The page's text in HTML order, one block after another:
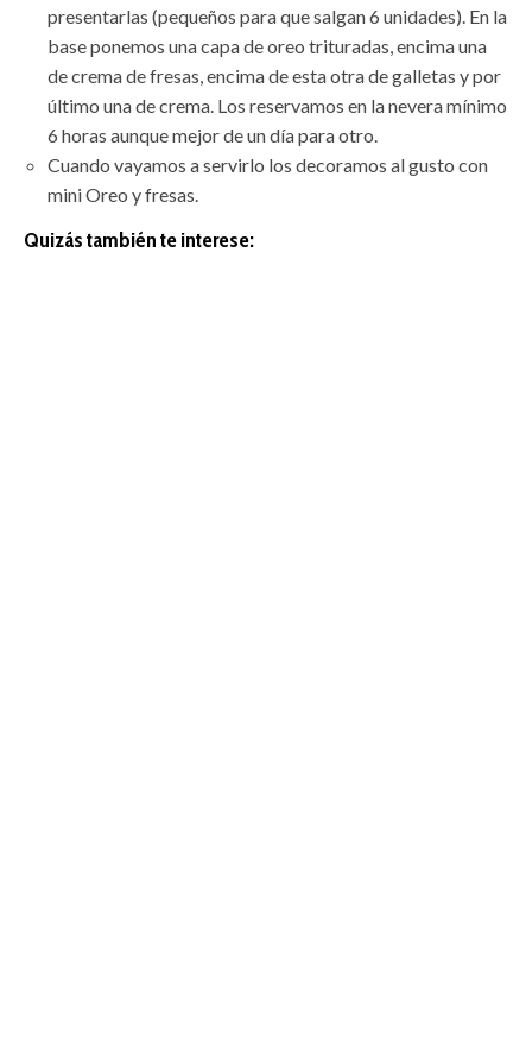
presentarlas (pequeños para que salgan 6 unidades). En la
base ponemos una capa de oreo trituradas, encima una
de crema de fresas, encima de esta otra de galletas y por
último una de crema. Los reservamos en la nevera mínimo
6 horas aunque mejor de un día para otro.
Cuando vayamos a servirlo los decoramos al gusto con
mini Oreo y fresas.
Quizás también te interese: